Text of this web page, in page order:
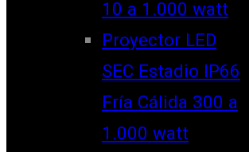
10 a 1.000 watt
Proyector LED
SEC Estadio IP66
Fría Cálida 300 a
1.000 watt